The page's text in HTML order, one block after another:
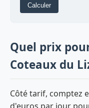
Calculer
Quel prix
Coteaux du
Côté tarif, comptez